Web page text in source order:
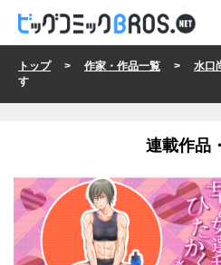
トップ> 作家・作品一覧 > 水口
す
連載作品